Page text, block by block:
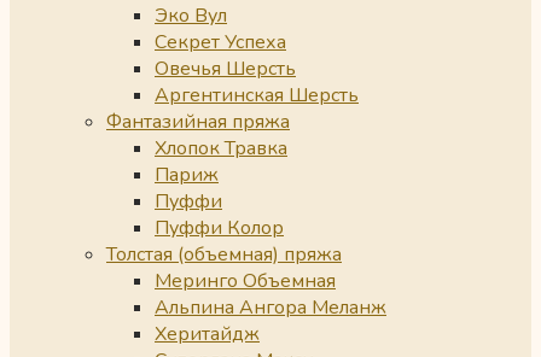
Эко Вул
Секрет Успеха
Овечья Шерсть
Аргентинская Шерсть
Фантазийная пряжа
Хлопок Травка
Париж
Пуффи
Пуффи Колор
Толстая (объемная) пряжа
Меринго Объемная
Альпина Ангора Меланж
Херитайдж